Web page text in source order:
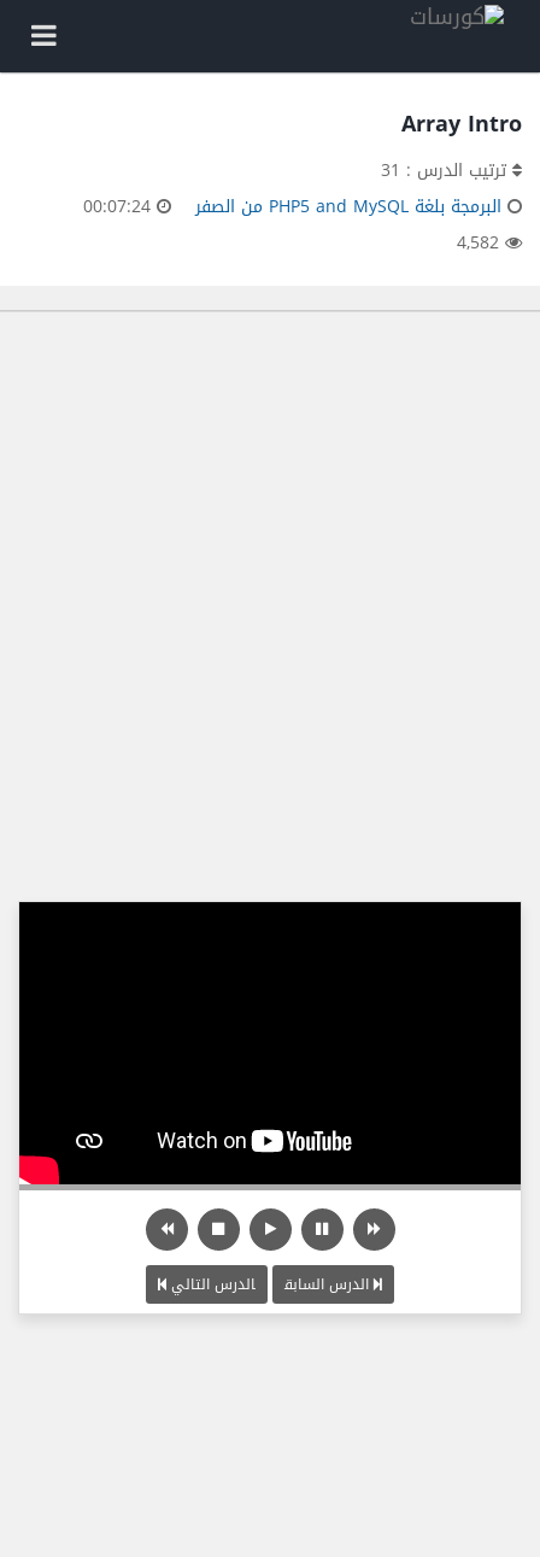
Array Intro
ترتيب الدرس : 31
البرمجة بلغة PHP5 and MySQL من الصفر
الدرس السابق الدرس التالي